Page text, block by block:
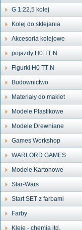
G 1:22,5 kolej
Kolej do sklejania
Akcesoria kolejowe
pojazdy H0 TT N
Figurki H0 TT N
Budownictwo
Materiały do makiet
Modele Plastikowe
Modele Drewniane
Games Workshop
WARLORD GAMES
Modele Kartonowe
Star-Wars
Start SET z farbami
Farby
Kleje - chemia itd.